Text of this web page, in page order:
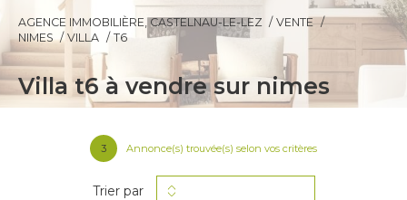
AGENCE IMMOBILIÈRE, CASTELNAU-LE-LEZ
VENTE
NIMES
VILLA T6
villa t6 à vendre sur nimes
3 Annonce(s) trouvée(s) selon vos critères
Trier par